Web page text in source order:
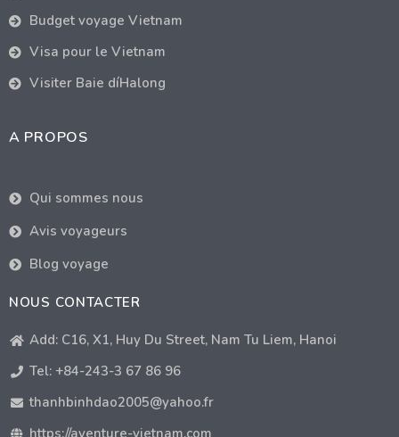
Budget voyage Vietnam
Visa pour le Vietnam
Visiter Baie díHalong
A PROPOS
Qui sommes nous
Avis voyageurs
Blog voyage
NOUS CONTACTER
Add: C16, X1, Huy Du Street, Nam Tu Liem, Hanoi
Tel: +84-243-3 67 86 96
thanhbinhdao2005@yahoo.fr